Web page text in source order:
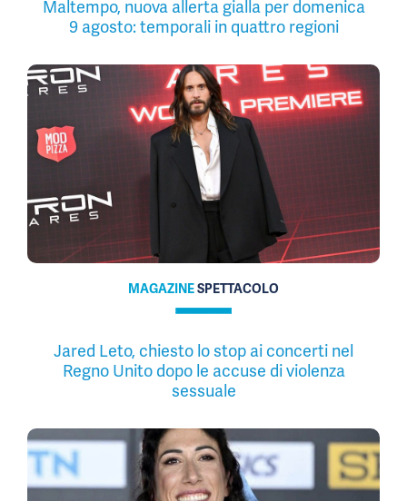
Maltempo, nuova allerta gialla per domenica
9 agosto: temporali in quattro regioni
MAGAZINESPETTACOLO
Jared Leto, chiesto lo stop ai concerti nel
Regno Unito dopo le accuse di violenza
sessuale